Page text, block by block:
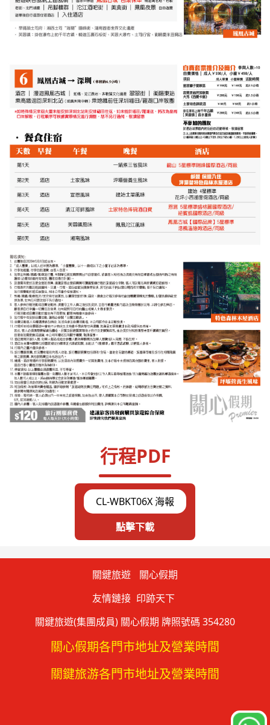
行程PDF
CL-WBKT06X 海報
點擊下載
關鍵旅遊
關心假期
友情鏈接 印跡天下
關鍵旅遊(集團成員) 關心假期 牌照號碼 354280
關心假期各門市地址及營業時間
關鍵旅游各門市地址及營業時間